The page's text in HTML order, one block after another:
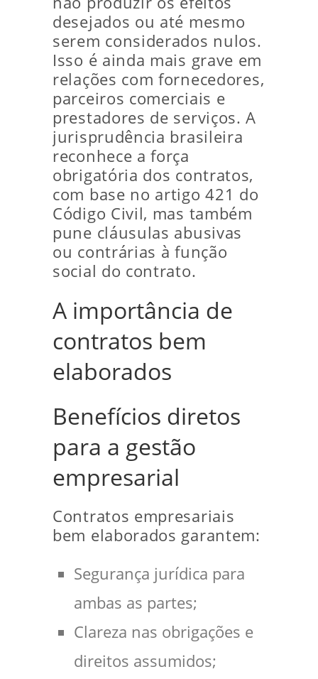
desejados ou até mesmo
serem considerados nulos.
Isso é ainda mais grave em
relações com fornecedores,
parceiros comerciais e
prestadores de serviços. A
jurisprudência brasileira
reconhece a força
obrigatória dos contratos,
com base no artigo 421 do
Código Civil, mas também
pune cláusulas abusivas
ou contrárias à função
social do contrato.
A importância de
contratos bem
elaborados
Benefícios diretos
para a gestão
empresarial
Contratos empresariais
bem elaborados garantem:
Segurança jurídica para
ambas as partes;
Clareza nas obrigações e
direitos assumidos;